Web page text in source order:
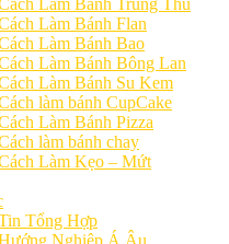
Làm Bánh Flan
Làm Bánh Bao
Làm Bánh Bông Lan
Làm Bánh Su Kem
làm bánh CupCake
Làm Bánh Pizza
làm bánh chay
Làm Kẹo – Mứt
Tổng Hợp
Nghiệp Á Âu